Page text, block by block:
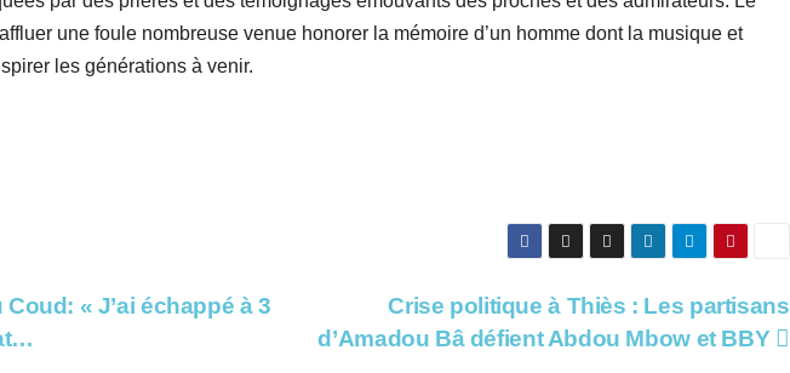
une foule nombreuse venue honorer la mémoire d’un homme dont la musique et
les générations à venir.
Crise politique à Thiès : Les partisans
d’Amadou Bâ défient Abdou Mbow et BBY
« J’ai échappé à 3